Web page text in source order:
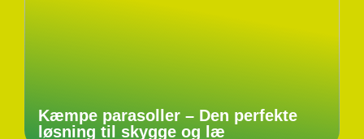
Kæmpe parasoller – Den perfekte
løsning til skygge og læ